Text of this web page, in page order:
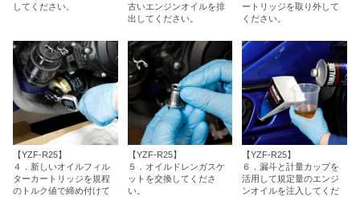
してください。
古いエンジンオイルを排
出してください。
ートリッジを取り外して
ください。
【YZF-R25】
４．新しいオイルフィル
ターカートリッジを規程
のトルク値で締め付けて
【YZF-R25】
５．オイルドレンガスケ
ットを交換してくださ
い。
【YZF-R25】
６．漏斗と計量カップを
活用して規定量のエンジ
ンオイルを注入してくだ